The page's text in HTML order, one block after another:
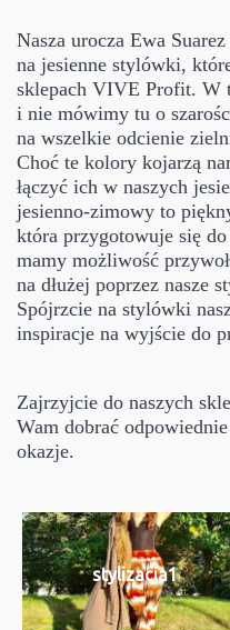
Nasza urocza Ewa
na jesienne stylówki,
sklepach VIVE Profit. W
i nie mówimy tu o
na wszelkie odcienie
Choć te kolory kojarzą
łączyć ich w naszych
jesienno-zimowy to
która przygotowuje się
mamy możliwość
na dłużej poprzez nasze
Spójrzcie na stylówki
inspiracje na wyjście do
Zajrzyjcie do naszych
Wam dobrać
okazje.
stylizacja1